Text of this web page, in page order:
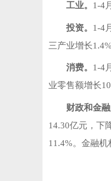
工业。 1-4
投资。 1-4
三产业增长1.4%
消费。 1-4
业零售额增长
财政和金融
14.30亿元，下
11.4%。金融机